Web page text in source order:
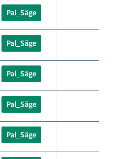
Pal_Säge
Pal_Säge
Pal_Säge
Pal_Säge
Pal_Säge